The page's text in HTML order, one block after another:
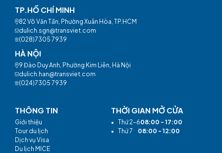
TP.HỒ CHÍ MINH
82 Võ Văn Tần, Phường Xuân Hòa, TP.HCM
dulich.sgn@transviet.com
(028)7305 7939
HÀ NỘI
9 Đào Duy Anh, Phường Kim Liên, Hà Nội
dulich.han@transviet.com
(024)7305 7939
THÔNG TIN
Giới thiệu
Tour du lịch
Dịch vụ Visa
Du lịch MICE
THỜI GIAN MỞ CỬA
• Thứ 2-608:00 - 17:00
• Thứ 7 08:00 - 12:00